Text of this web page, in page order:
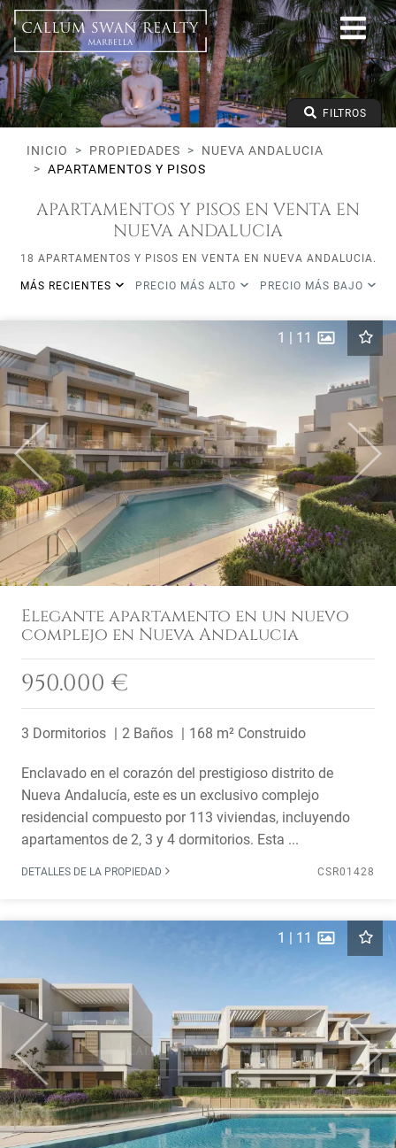
Todos los Lifestyles
Nueva Andalucia
Todas las subareas
Apartamentos y Pisos
Precio desde
Precio hasta
Dormitorios mínimos FILTROS
INICIO PROPIEDADES
NUEVA ANDALUCIA
APARTAMENTOS Y PISOS
APARTAMENTOS Y PISOS EN VENTA EN
NUEVA ANDALUCIA
18 APARTAMENTOS Y PISOS EN VENTA EN NUEVA ANDALUCIA.
MÁS RECIENTES PRECIO MÁS ALTO PRECIO MÁS BAJO
Previous Next
1 | 11
Elegante apartamento en un nuevo
complejo en Nueva Andalucia
950.000 €
3 Dormitorios 2 Baños 168 m² Construido
Enclavado en el corazón del prestigioso distrito de
Nueva Andalucía, este es un exclusivo complejo
residencial compuesto por 113 viviendas, incluyendo
apartamentos de 2, 3 y 4 dormitorios. Esta ...
DETALLES DE LA PROPIEDAD CSR01428
Previous Next
1 | 11